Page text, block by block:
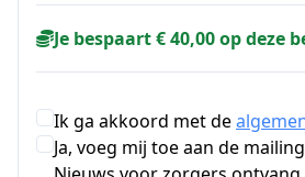
Je bespaart € 40,00 op deze
Ik ga akkoord met de
Ja, voeg mij toe aan de